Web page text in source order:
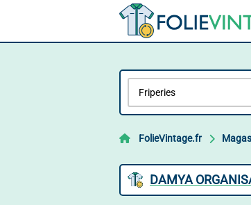
FolieVintage.fr
DAMYA